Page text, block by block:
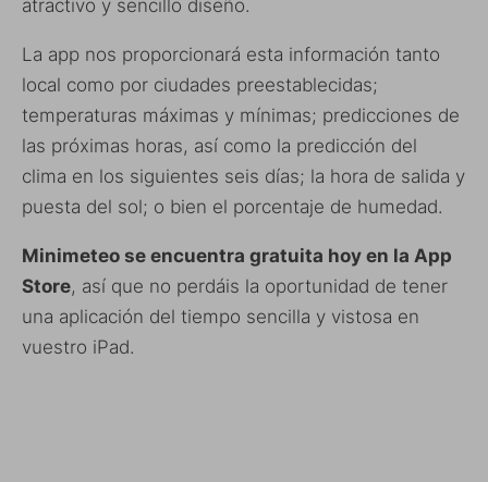
atractivo y sencillo diseño.
La app nos proporcionará esta información tanto
local como por ciudades preestablecidas;
temperaturas máximas y mínimas; predicciones de
las próximas horas, así como la predicción del
clima en los siguientes seis días; la hora de salida y
puesta del sol; o bien el porcentaje de humedad.
Minimeteo se encuentra gratuita hoy en la App
Store, así que no perdáis la oportunidad de tener
una aplicación del tiempo sencilla y vistosa en
vuestro iPad.